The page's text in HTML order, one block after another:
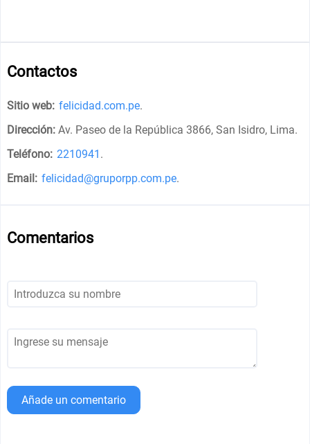
Contactos
Sitio web: felicidad.com.pe.
Dirección: Av. Paseo de la República 3866, San Isidro, Lima.
Teléfono: 2210941 .
Email: felicidad@gruporpp.com.pe.
Comentarios
Añade un comentario